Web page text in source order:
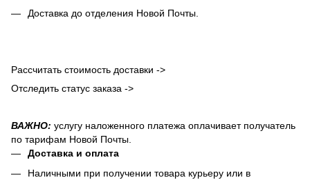
Доставка до отделения Новой Почты.
Рассчитать стоимость доставки ->
Отследить статус заказа ->
ВАЖНО: услугу наложенного платежа оплачивает получатель
по тарифам Новой Почты.
Доставка и оплата
Наличными при получении товара курьеру или в